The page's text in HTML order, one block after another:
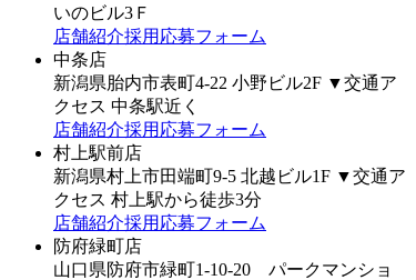
いのビル3Ｆ
店舗紹介採用応募フォーム
中条店
新潟県胎内市表町4-22 小野ビル2F ▼交通ア
クセス 中条駅近く
店舗紹介採用応募フォーム
村上駅前店
新潟県村上市田端町9-5 北越ビル1F ▼交通ア
クセス 村上駅から徒歩3分
店舗紹介採用応募フォーム
防府緑町店
山口県防府市緑町1-10-20 パークマンショ